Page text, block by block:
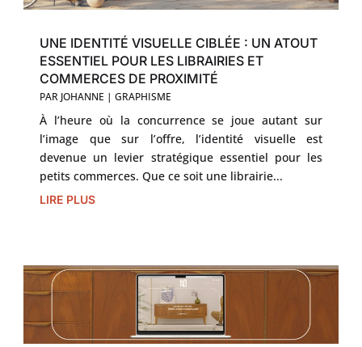
UNE IDENTITÉ VISUELLE CIBLÉE : UN ATOUT
ESSENTIEL POUR LES LIBRAIRIES ET
COMMERCES DE PROXIMITÉ
PAR JOHANNE | GRAPHISME
À l’heure où la concurrence se joue autant sur
l’image que sur l’offre, l’identité visuelle est
devenue un levier stratégique essentiel pour les
petits commerces. Que ce soit une librairie...
LIRE PLUS